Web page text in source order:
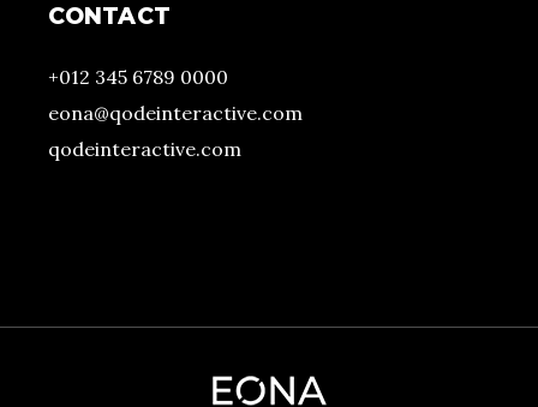
CONTACT
+012 345 6789 0000
eona@qodeinteractive.com
qodeinteractive.com